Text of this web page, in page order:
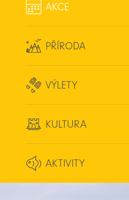
AKCE
PŘÍRODA
VÝLETY
KULTURA
AKTIVITY